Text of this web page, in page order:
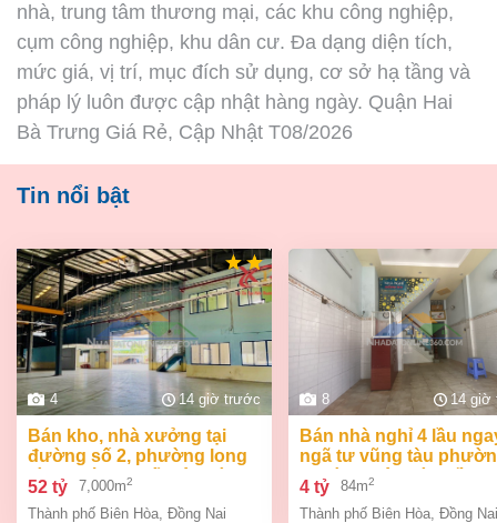
nhà, trung tâm thương mại, các khu công nghiệp,
cụm công nghiệp, khu dân cư. Đa dạng diện tích,
mức giá, vị trí, mục đích sử dụng, cơ sở hạ tầng và
pháp lý luôn được cập nhật hàng ngày. Quận Hai
Bà Trưng Giá Rẻ, Cập Nhật T08/2026
Tin nổi bật
4 14 giờ trước
bán kho, nhà xưởng tại
đường số 2, phường long
bình, thành phố biên hòa,
đồng nai giá 52 tỷ
52 tỷ 7,000m2
Thành phố Biên Hòa Đồng Nai
8 14 giờ
bán nhà nghỉ 4 lầu ngay
ngã tư vũng tàu
an bình biên hòa đồng
giá chỉ 4 tỷ
4 tỷ 84m2
Thành phố Biên Hòa Đồng Nai